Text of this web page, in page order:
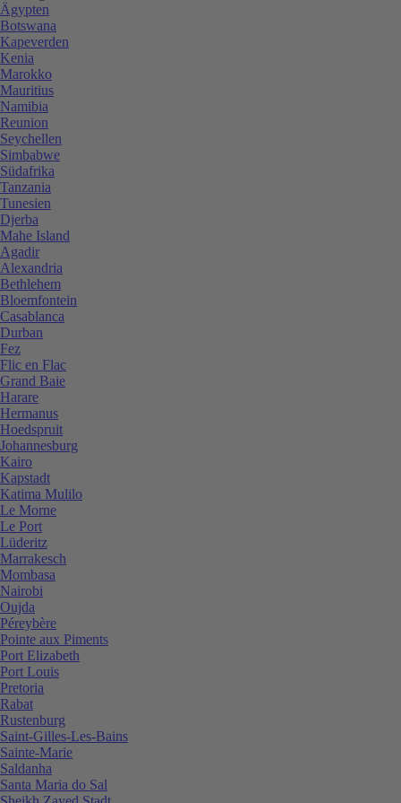
Ägypten
Botswana
Kapeverden
Kenia
Marokko
Mauritius
Namibia
Reunion
Seychellen
Simbabwe
Südafrika
Tanzania
Tunesien
Djerba
Mahe Island
Agadir
Alexandria
Bethlehem
Bloemfontein
Casablanca
Durban
Fez
Flic en Flac
Grand Baie
Harare
Hermanus
Hoedspruit
Johannesburg
Kairo
Kapstadt
Katima Mulilo
Le Morne
Le Port
Lüderitz
Marrakesch
Mombasa
Nairobi
Oujda
Péreybère
Pointe aux Piments
Port Elizabeth
Port Louis
Pretoria
Rabat
Rustenburg
Saint-Gilles-Les-Bains
Sainte-Marie
Saldanha
Santa Maria do Sal